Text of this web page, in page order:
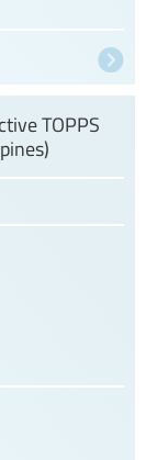
TOPPS